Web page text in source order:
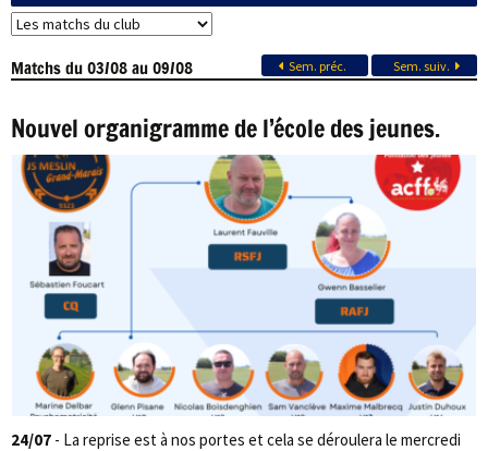
Matchsdu 03/08 au 09/08 Sem. préc. Sem. suiv.
Nouvel organigramme de l’école des jeunes.
24/07 - La reprise est à nos portes et cela se déroulera le mercredi